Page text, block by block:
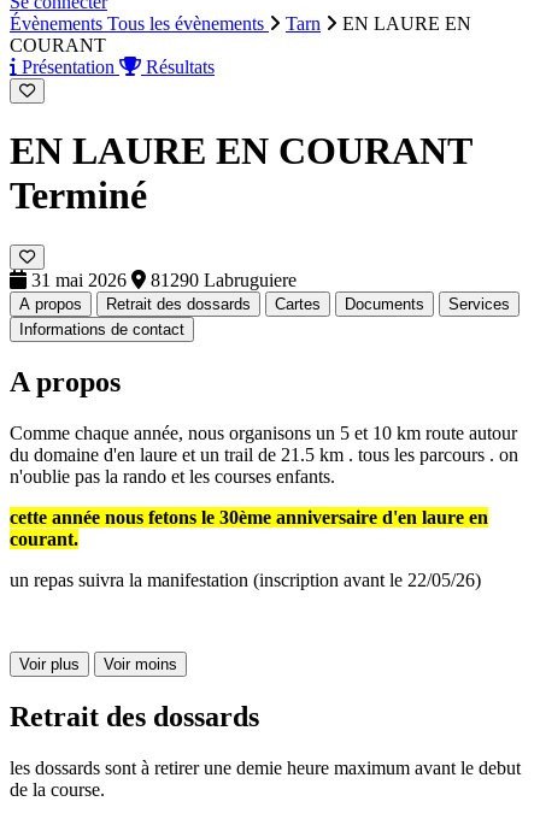
Évènements Tous les évènements Tarn
EN LAURE EN
COURANT
Présentation
Résultats
EN LAURE EN COURANT
Terminé
31 mai 2026 81290 Labruguiere
A propos Retrait des dossards Cartes Documents
Services
Informations de contact
A propos
Comme chaque année, nous organisons un 5 et 10 km route autour
du domaine d'en laure et un trail de 21.5 km . tous les parcours . on
n'oublie pas la rando et les courses enfants.
cette année nous fetons le 30ème anniversaire d'en laure en
courant.
​un repas suivra la manifestation (inscription avant le 22/05/26)
Voir plus Voir moins
Retrait des dossards
les dossards sont à retirer une demie heure maximum avant le debut
de la course.